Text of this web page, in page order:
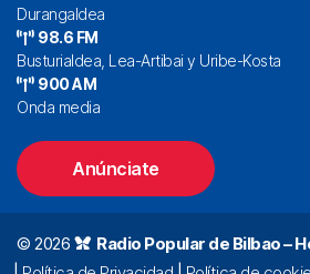
Durangaldea
98.6 FM
Busturialdea, Lea-Artibai y Uribe-Kosta
900 AM
Onda media
Anúnciate
© 2026 Radio Popular de Bilbao –